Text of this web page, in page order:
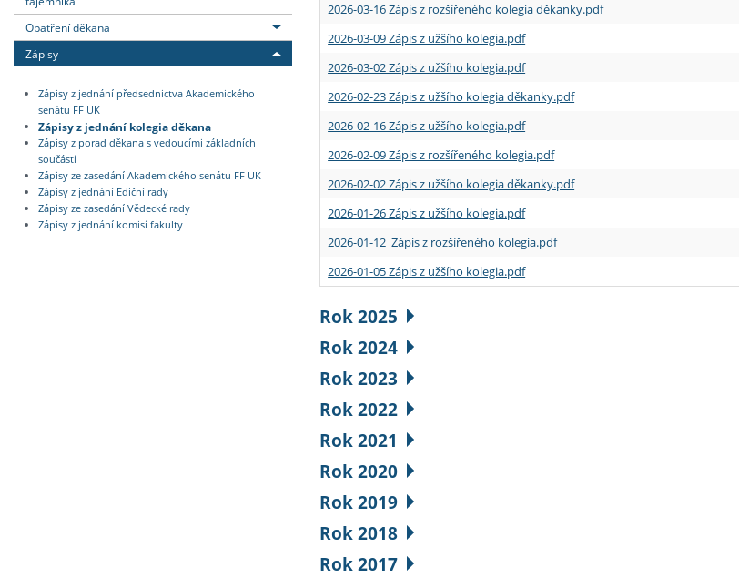
Opatření děkana
Zápisy
Zápisy z jednání předsednictva Akademického
senátu FF UK
Zápisy z jednání kolegia děkana
Zápisy z porad děkana s vedoucími základních
součástí
Zápisy ze zasedání Akademického senátu FF UK
Zápisy z jednání Ediční rady
Zápisy ze zasedání Vědecké rady
Zápisy z jednání komisí fakulty
2026-03-16 Zápis z rozšířeného kolegia děkanky.pdf
2026-03-09 Zápis z užšího kolegia.pdf
2026-03-02 Zápis z užšího kolegia.pdf
2026-02-23 Zápis z užšího kolegia děkanky.pdf
2026-02-16 Zápis z užšího kolegia.pdf
2026-02-09 Zápis z rozšířeného kolegia.pdf
2026-02-02 Zápis z užšího kolegia děkanky.pdf
2026-01-26 Zápis z užšího kolegia.pdf
2026-01-12 Zápis z rozšířeného kolegia.pdf
2026-01-05 Zápis z užšího kolegia.pdf
Rok 2025
Rok 2024
Rok 2023
Rok 2022
Rok 2021
Rok 2020
Rok 2019
Rok 2018
Rok 2017